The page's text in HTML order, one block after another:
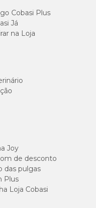
Cobasi Plus
Já
na Loja
Joy
de desconto
das pulgas
Plus
Loja Cobasi